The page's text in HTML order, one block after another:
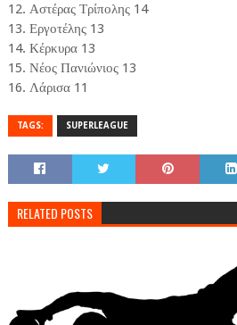
12. Αστέρας Τρίπολης 14
13. Εργοτέλης 13
14. Κέρκυρα 13
15. Νέος Πανιώνιος 13
16. Λάρισα 11
TAGS: SUPERLEAGUE
RELATED POSTS